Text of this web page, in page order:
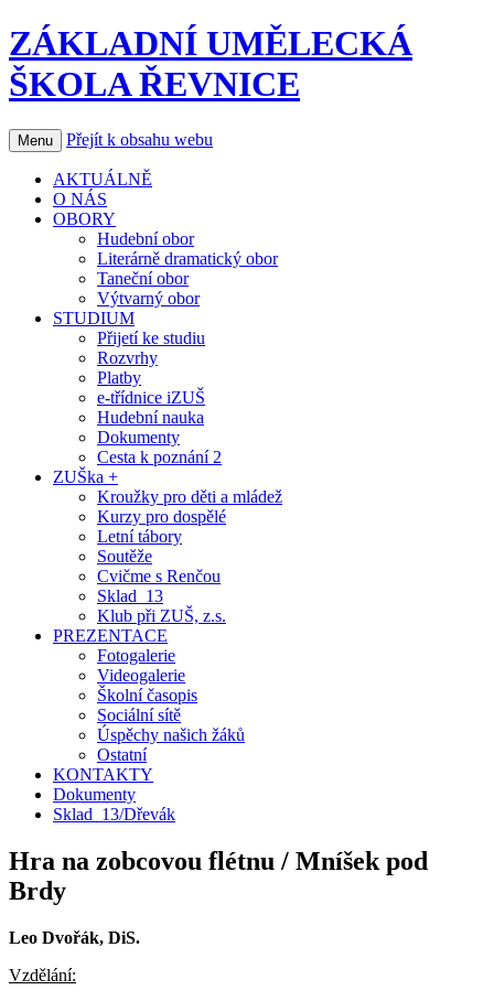
ZÁKLADNÍ UMĚLECKÁ
ŠKOLA ŘEVNICE
Menu Přejít k obsahu webu
AKTUÁLNĚ
O NÁS
OBORY
Hudební obor
Literárně dramatický obor
Taneční obor
Výtvarný obor
STUDIUM
Přijetí ke studiu
Rozvrhy
Platby
e-třídnice iZUŠ
Hudební nauka
Dokumenty
Cesta k poznání 2
ZUŠka +
Kroužky pro děti a mládež
Kurzy pro dospělé
Letní tábory
Soutěže
Cvičme s Renčou
Sklad_13
Klub při ZUŠ, z.s.
PREZENTACE
Fotogalerie
Videogalerie
Školní časopis
Sociální sítě
Úspěchy našich žáků
Ostatní
KONTAKTY
Dokumenty
Sklad_13/Dřevák
Hra na zobcovou flétnu / Mníšek pod
Brdy
Leo Dvořák, DiS.
Vzdělání: